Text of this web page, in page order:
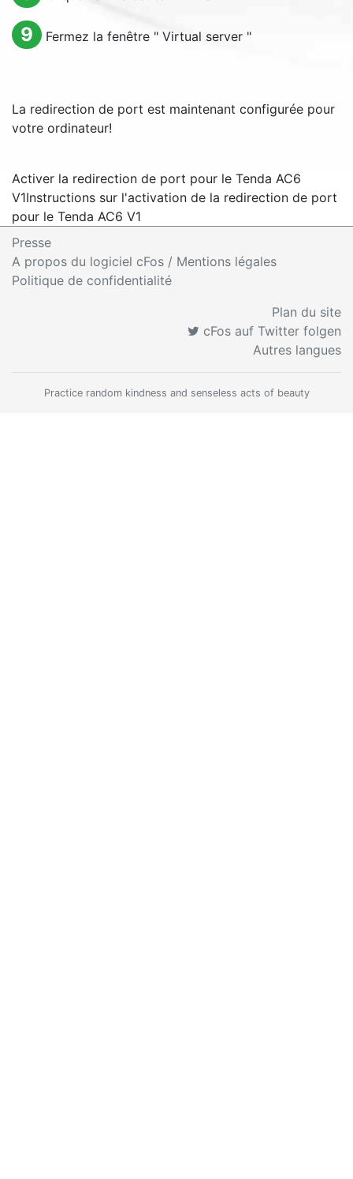
9 Fermez la fenêtre " Virtual server"
La redirection de port est maintenant configurée pour
votre ordinateur!
Activer la redirection de port pour le Tenda AC6
V1Instructions sur l'activation de la redirection de port
pour le Tenda AC6 V1
Presse
A propos du logiciel cFos / Mentions légales
Politique de confidentialité
Plan du site
cFos auf Twitter folgen
Autres langues
Practice random kindness and senseless acts of beauty